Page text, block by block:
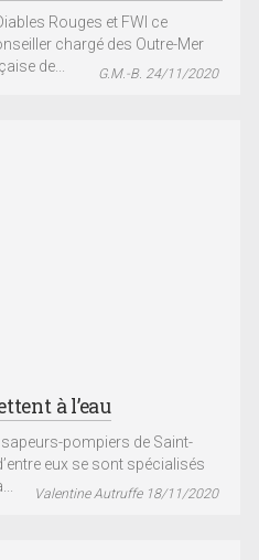
Rouges et FWI ce
chargé des Outre-Mer
de...
G.M.-B. 24/11/2020
à l’eau
pompiers de Saint-
eux se sont spécialisés
Valentine Autruffe 18/11/2020